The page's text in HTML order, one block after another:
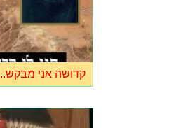
קדושה אני מבקש..